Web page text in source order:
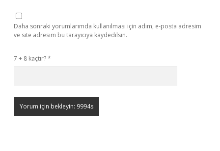
Daha sonraki yorumlarımda kullanılması için adım, e-posta adresim
ve site adresim bu tarayıcıya kaydedilsin.
7 + 8 kaçtır?*